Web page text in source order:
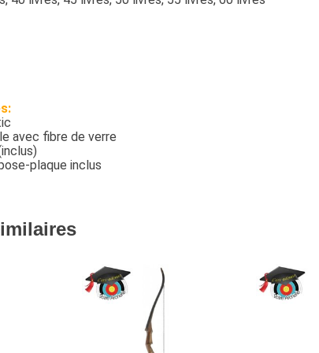
avec fibre de verre
plaque inclus